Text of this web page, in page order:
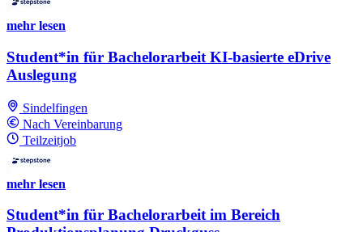
mehr lesen
Student*in für Bachelorarbeit KI-basierte eDrive
Auslegung
Sindelfingen
Nach Vereinbarung
Teilzeitjob
mehr lesen
Student*in für Bachelorarbeit im Bereich